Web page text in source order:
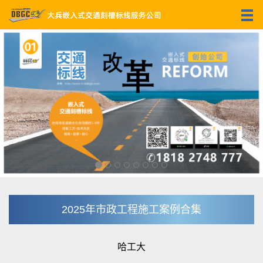
2025年市政工程施工案例合集
哈工大